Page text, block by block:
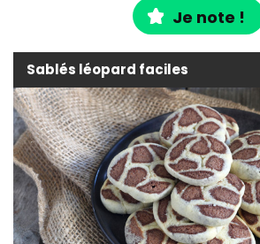
Je note !
Sablés léopard faciles